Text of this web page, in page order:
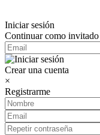
Iniciar sesión
Continuar como invitado
Crear una cuenta
×
Registrarme